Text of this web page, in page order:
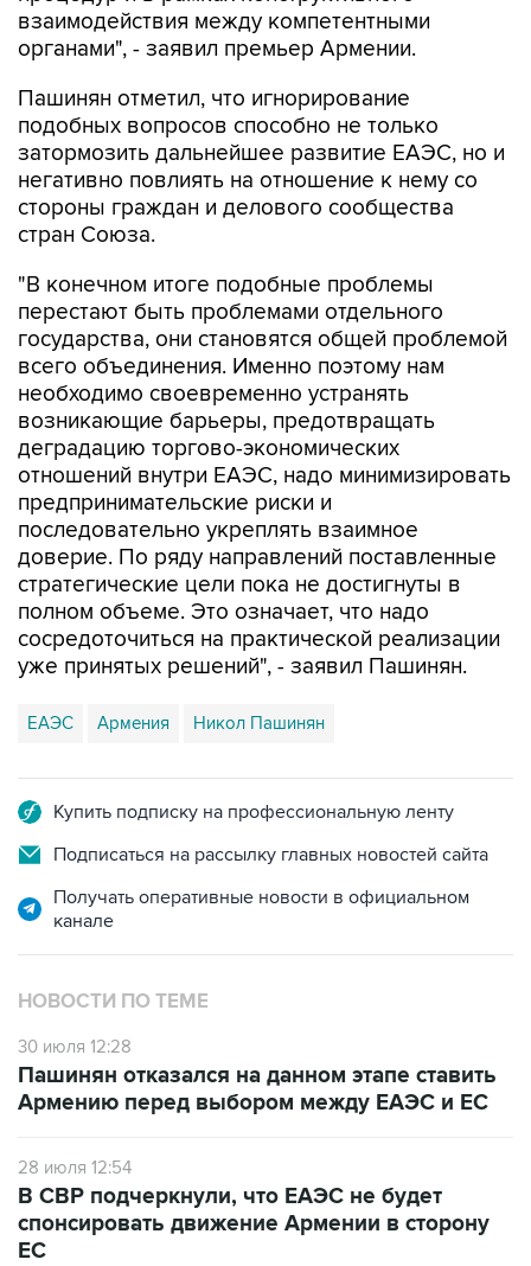
взаимодействия между компетентными
органами", - заявил премьер Армении.
Пашинян отметил, что игнорирование
подобных вопросов способно не только
затормозить дальнейшее развитие ЕАЭС, но и
негативно повлиять на отношение к нему со
стороны граждан и делового сообщества
стран Союза.
"В конечном итоге подобные проблемы
перестают быть проблемами отдельного
государства, они становятся общей проблемой
всего объединения. Именно поэтому нам
необходимо своевременно устранять
возникающие барьеры, предотвращать
деградацию торгово-экономических
отношений внутри ЕАЭС, надо минимизировать
предпринимательские риски и
последовательно укреплять взаимное
доверие. По ряду направлений поставленные
стратегические цели пока не достигнуты в
полном объеме. Это означает, что надо
сосредоточиться на практической реализации
уже принятых решений", - заявил Пашинян.
ЕАЭС Армения Никол Пашинян
Купить подписку на профессиональную ленту
Подписаться на рассылку главных новостей сайта
Получать оперативные новости в официальном
канале
НОВОСТИ ПО ТЕМЕ
30 июля 12:28
Пашинян отказался на данном этапе ставить
Армению перед выбором между ЕАЭС и ЕС
28 июля 12:54
В СВР подчеркнули, что ЕАЭС не будет
спонсировать движение Армении в сторону
ЕС